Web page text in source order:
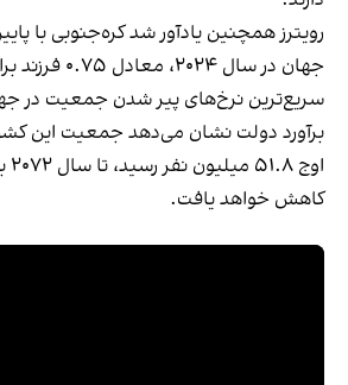
رویترز همچنین یادآور شد کره‌جنوبی با
جهان در سال
سریع‌ترین نرخ‌های پیر شدن جمعیت در
کاهش خواهد یافت.